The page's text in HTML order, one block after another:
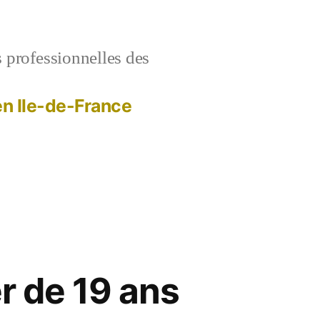
des
Ile-de-France
de 19 ans